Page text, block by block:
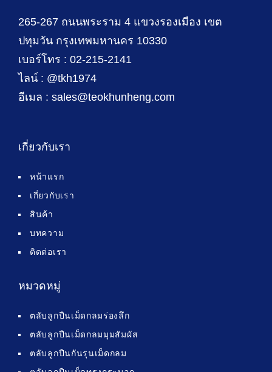
265-267 ถนนพระราม 4 แขวงรองเมือง เขต
ปทุมวัน กรุงเทพมหานคร 10330
เบอร์โทร : 02-215-2141
ไลน์ : @tkh1974
อีเมล : sales@teokhunheng.com
เกี่ยวกับเรา
หน้าแรก
เกี่ยวกับเรา
สินค้า
บทความ
ติดต่อเรา
หมวดหมู่
ตลับลูกปืนเม็ดกลมร่องลึก
ตลับลูกปืนเม็ดกลมมุมสัมผัส
ตลับลูกปืนกันรุนเม็ดกลม